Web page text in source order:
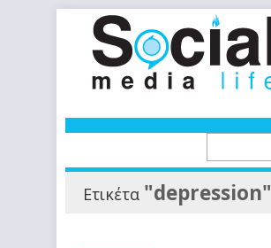
Ετικέτα "depression"